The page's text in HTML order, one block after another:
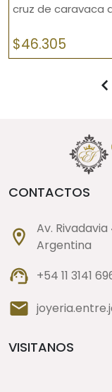
cruz de caravaca
$46.305
CONTACTOS
Av.
Argentina
+54 11 3141
VISITANOS